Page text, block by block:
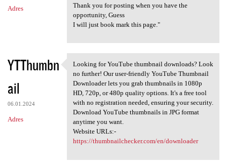
Adres
Thank you for posting when you have the
opportunity, Guess
I will just book mark this page."
YTThumbn
ail
06.01.2024
Adres
Looking for YouTube thumbnail
Looking for YouTube thumbnail downloads? Look
no further! Our user-friendly YouTube Thumbnail
Downloader lets you grab thumbnails in 1080p
HD, 720p, or 480p quality options. It's a free tool
with no registration needed, ensuring your security.
Download YouTube thumbnails in JPG format
anytime you want.
Website URLs:-
https://thumbnailchecker.com/en/downloader